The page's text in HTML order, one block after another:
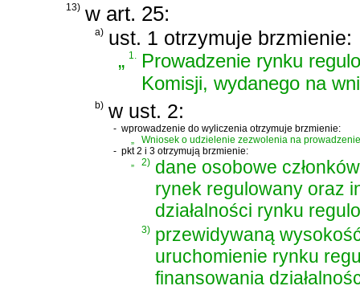
13) w art. 25:
a) ust. 1 otrzymuje brzmienie:
„1.
Prowadzenie rynku
Komisji, wydanego na
b) w ust. 2:
- wprowadzenie do wyliczenia otrzymuje brzmienie:
Wniosek o udzielenie zezwolenia na
- pkt 2 i 3 otrzymują brzmienie:
2) dane osobowe
rynek regulowany oraz
działalności rynku
3) przewidywaną
uruchomienie rynku
finansowania